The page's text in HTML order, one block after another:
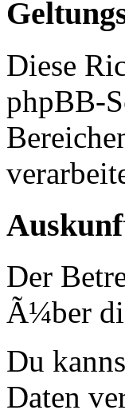
Diese
phpBB-
Der
Ã¼ber
Du
Daten